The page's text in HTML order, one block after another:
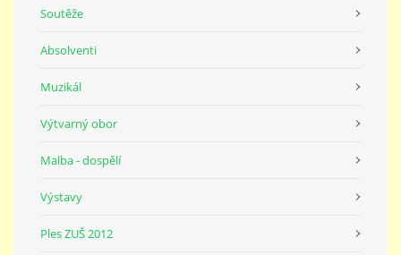
Soutěže
Absolventi
Muzikál
Výtvarný obor
Malba - dospělí
Výstavy
Ples ZUŠ 2012